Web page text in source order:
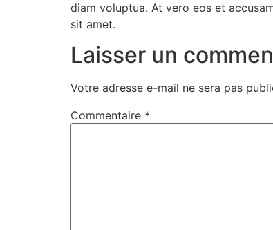
diam voluptua. At vero eos et
sit amet.
Laisser un
Votre adresse e-mail ne sera pas
Commentaire *